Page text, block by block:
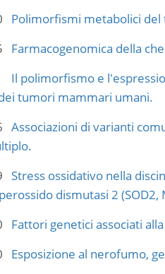
Polimorfismi metabolici del
Farmacogenomica della
Il polimorfismo e
tumori mammari umani.
Associazioni di varianti
Stress ossidativo nella
dismutasi 2 (SOD2,
Fattori genetici associati
Esposizione al nerofumo,